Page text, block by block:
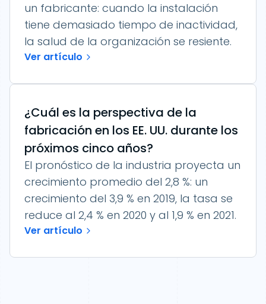
un fabricante: cuando la instalación
tiene demasiado tiempo de inactividad,
la salud de la organización se resiente.
Ver artículo
¿Cuál es la perspectiva de la
fabricación en los EE. UU. durante los
próximos cinco años?
El pronóstico de la industria proyecta un
crecimiento promedio del 2,8 %: un
crecimiento del 3,9 % en 2019, la tasa se
reduce al 2,4 % en 2020 y al 1,9 % en 2021.
Ver artículo